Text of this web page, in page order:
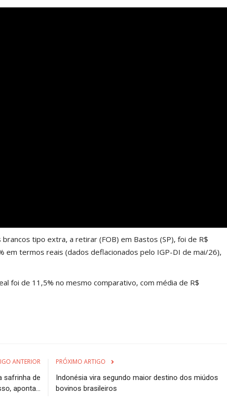
tipo extra, a retirar (FOB) em Bastos (SP), foi de R$
em termos reais (dados deflacionados pelo IGP-DI de mai/26),
foi de 11,5% no mesmo comparativo, com média de R$
ANTERIOR
safrinha de
aponta...
PRÓXIMO ARTIGO
Indonésia vira segundo maior destino dos miúdos
bovinos brasileiros